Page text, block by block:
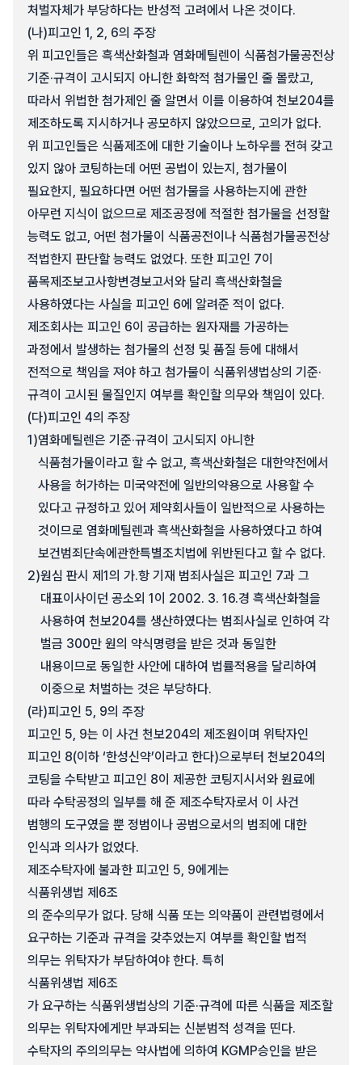
처벌자체가 부당하다는 반성적 고려에서 나온 것이다.
(나)피고인 1, 2, 6의 주장
위 피고인들은 흑색산화철과 염화메틸렌이 식품첨가물공전상
기준·규격이 고시되지 아니한 화학적 첨가물인 줄 몰랐고,
따라서 위법한 첨가제인 줄 알면서 이를 이용하여 천보204를
제조하도록 지시하거나 공모하지 않았으므로, 고의가 없다.
위 피고인들은 식품제조에 대한 기술이나 노하우를 전혀 갖고
있지 않아 코팅하는데 어떤 공법이 있는지, 첨가물이
필요한지, 필요하다면 어떤 첨가물을 사용하는지에 관한
아무런 지식이 없으므로 제조공정에 적절한 첨가물을 선정할
능력도 없고, 어떤 첨가물이 식품공전이나 식품첨가물공전상
적법한지 판단할 능력도 없었다. 또한 피고인 7이
품목제조보고사항변경보고서와 달리 흑색산화철을
사용하였다는 사실을 피고인 6에 알려준 적이 없다.
제조회사는 피고인 6이 공급하는 원자재를 가공하는
과정에서 발생하는 첨가물의 선정 및 품질 등에 대해서
전적으로 책임을 져야 하고 첨가물이 식품위생법상의 기준·
규격이 고시된 물질인지 여부를 확인할 의무와 책임이 있다.
(다)피고인 4의 주장
1)염화메틸렌은 기준·규격이 고시되지 아니한
식품첨가물이라고 할 수 없고, 흑색산화철은 대한약전에서
사용을 허가하는 미국약전에 일반의약용으로 사용할 수
있다고 규정하고 있어 제약회사들이 일반적으로 사용하는
것이므로 염화메틸렌과 흑색산화철을 사용하였다고 하여
보건범죄단속에관한특별조치법에 위반된다고 할 수 없다.
2)원심 판시 제1의 가.항 기재 범죄사실은 피고인 7과 그
대표이사이던 공소외 1이 2002. 3. 16.경 흑색산화철을
사용하여 천보204를 생산하였다는 범죄사실로 인하여 각
벌금 300만 원의 약식명령을 받은 것과 동일한
내용이므로 동일한 사안에 대하여 법률적용을 달리하여
이중으로 처벌하는 것은 부당하다.
(라)피고인 5, 9의 주장
피고인 5, 9는 이 사건 천보204의 제조원이며 위탁자인
피고인 8(이하 ‘한성신약’이라고 한다)으로부터 천보204의
코팅을 수탁받고 피고인 8이 제공한 코팅지시서와 원료에
따라 수탁공정의 일부를 해 준 제조수탁자로서 이 사건
범행의 도구였을 뿐 정범이나 공범으로서의 범죄에 대한
인식과 의사가 없었다.
제조수탁자에 불과한 피고인 5, 9에게는
식품위생법 제6조
의 준수의무가 없다. 당해 식품 또는 의약품이 관련법령에서
요구하는 기준과 규격을 갖추었는지 여부를 확인할 법적
의무는 위탁자가 부담하여야 한다. 특히
식품위생법 제6조
가 요구하는 식품위생법상의 기준·규격에 따른 식품을 제조할
의무는 위탁자에게만 부과되는 신분범적 성격을 띤다.
수탁자의 주의의무는 약사법에 의하여 KGMP승인을 받은